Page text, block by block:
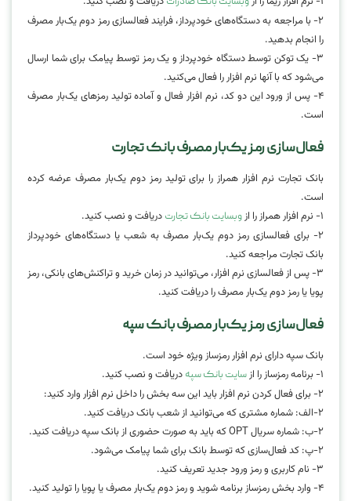
۲- با مراجعه به دستگاه‌های خودپرداز، فرایند فعالسازی رمز دوم یک‌بار مصرف
را انجام بدهید.
۳- یک توکن توسط دستگاه خودپرداز و یک رمز توسط پیامک برای شما ارسال
می‌شود که با آنها نرم افزار را فعال می‌کنید.
۴- پس از ورود این دو کد، نرم افزار فعال و آماده تولید رمزهای یک‌بار مصرف
است.
فعال‌سازی رمز یک‌بار مصرف بانک تجارت
بانک تجارت نرم افزار همراز را برای تولید رمز دوم یک‌بار مصرف عرضه کرده
است.
۱- نرم افزار همراز را از
وبسایت بانک تجارت دریافت و نصب کنید.
۲- برای فعالسازی رمز دوم یک‌بار مصرف به شعب یا دستگاه‌های خودپرداز
بانک تجارت مراجعه کنید.
۳- پس از فعالسازی نرم افزار، می‌توانید در زمان خرید و تراکنش‌های بانکی، رمز
پویا یا رمز دوم یک‌بار مصرف را دریافت کنید.
فعال‌سازی رمز یک‌بار مصرف بانک سپه
بانک سپه دارای نرم افزار رمزساز ویژه خود است.
۱- برنامه رمزساز را از
سایت بانک سپه دریافت و نصب کنید.
۲- برای فعال کردن نرم افزار باید این سه بخش را داخل نرم افزار وارد کنید:
۲-الف: شماره مشتری که می‌توانید از شعب بانک دریافت کنید.
۲-ب: شماره سریال OPT که باید به صورت حضوری از بانک سپه دریافت کنید.
۲-پ: کد فعال‌سازی که توسط بانک برای شما پیامک می‌شود.
۳- نام کاربری و رمز ورود جدید تعریف کنید.
۴- وارد بخش رمزساز برنامه شوید و رمز دوم یک‌بار مصرف یا پویا را تولید کنید.